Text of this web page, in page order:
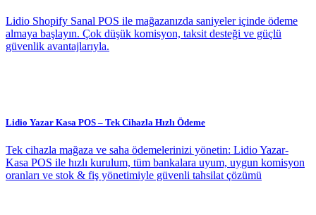
Lidio Shopify Sanal POS ile mağazanızda saniyeler içinde ödeme
almaya başlayın. Çok düşük komisyon, taksit desteği ve güçlü
güvenlik avantajlarıyla.
Lidio Yazar Kasa POS – Tek Cihazla Hızlı Ödeme
Tek cihazla mağaza ve saha ödemelerinizi yönetin: Lidio Yazar-
Kasa POS ile hızlı kurulum, tüm bankalara uyum, uygun komisyon
oranları ve stok & fiş yönetimiyle güvenli tahsilat çözümü